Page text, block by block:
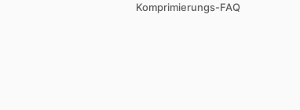
Komprimierungs-FAQ